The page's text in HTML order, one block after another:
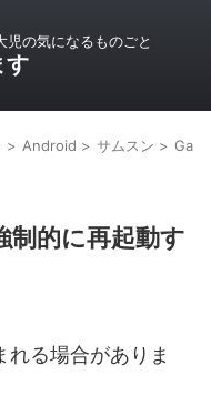
の気になるものごと
す
> Android > サムスン >
制的に再起動す
る場合がありま